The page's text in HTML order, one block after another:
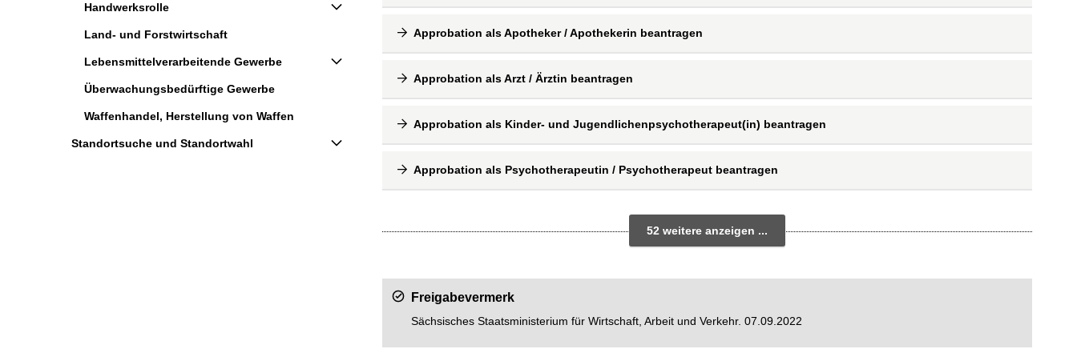
Handwerksrolle
Land- und Forstwirtschaft
Lebensmittelverarbeitende Gewerbe
Überwachungsbedürftige Gewerbe
Waffenhandel, Herstellung von Waffen
Standortsuche und Standortwahl
Approbation als Apotheker / Apothekerin beantragen
Approbation als Arzt / Ärztin beantragen
Approbation als Kinder- und Jugendlichenpsychotherapeut(in) beantragen
Approbation als Psychotherapeutin / Psychotherapeut beantragen
52 weitere anzeigen ...
Freigabevermerk
Sächsisches Staatsministerium für Wirtschaft, Arbeit und Verkehr. 07.09.2022